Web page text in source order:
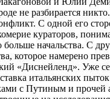
не разбирается
С одной его
кураторов,
больше начальства. С
которое намерено
«Диснейленд». Уже
итальянских
с Путиным и прочей